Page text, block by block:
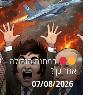
המתנה הגדולה –
אחר כך?
07/08/2026